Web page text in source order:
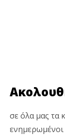
σε όλα μας τα
ενημερωμένοι